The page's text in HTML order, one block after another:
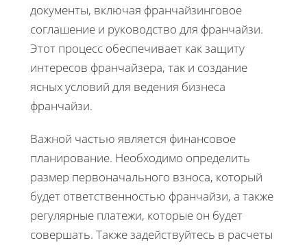
документы, включая франчайзинговое
соглашение и руководство для франчайзи.
Этот процесс обеспечивает как защиту
интересов франчайзера, так и создание
ясных условий для ведения бизнеса
франчайзи.
Важной частью является финансовое
планирование. Необходимо определить
размер первоначального взноса, который
будет ответственностью франчайзи, а также
регулярные платежи, которые он будет
совершать. Также задействуйтесь в расчеты